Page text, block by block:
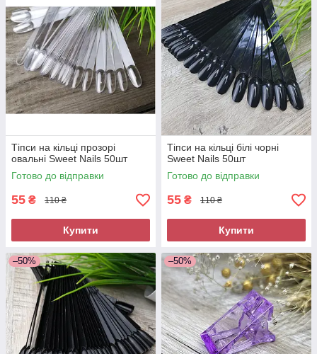
Тіпси на кільці прозорі
овальні Sweet Nails 50шт
Готово до відправки
55 ₴ 110 ₴
Купити
Тіпси на кільці білі чорні
Sweet Nails 50шт
Готово до відправки
55 ₴ 110 ₴
Купити
–50% –50%